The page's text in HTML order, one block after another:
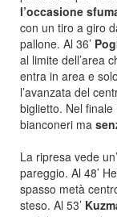
l’occasione
con un tiro a giro
pallone. Al 36’
al limite dell’area
entra in area e
l’avanzata del
biglietto. Nel
bianconeri ma
La ripresa vede
pareggio. Al 48’
spasso metà
steso. Al 53’